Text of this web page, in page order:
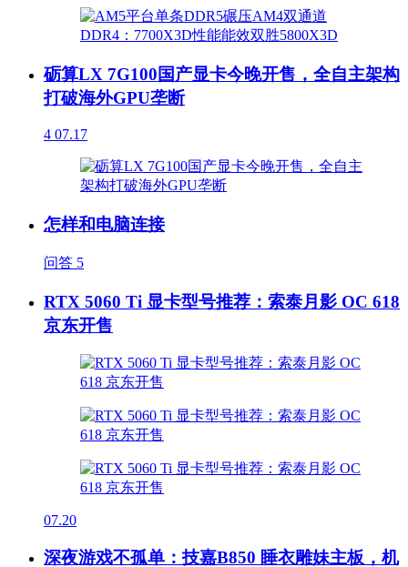
砺算LX 7G100国产显卡今晚开售，全自主架构
打破海外GPU垄断
4 07.17
怎样和电脑连接
问答 5
RTX 5060 Ti 显卡型号推荐：索泰月影 OC 618
京东开售
07.20
深夜游戏不孤单：技嘉B850 睡衣雕妹主板，机